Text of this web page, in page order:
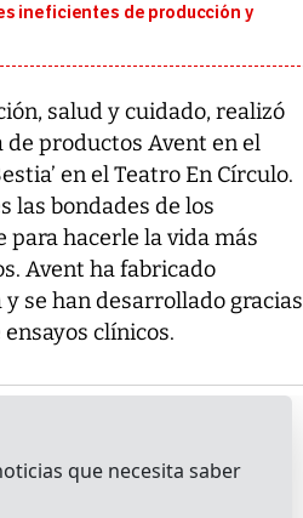
ineficientes de producción y
salud y cuidado, realizó
productos Avent en el
en el Teatro En Círculo.
las bondades de los
para hacerle la vida más
Avent ha fabricado
se han desarrollado gracias
clínicos.